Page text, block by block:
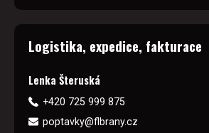
Logistika, expedice, fakturace
Lenka Šteruská
+420 725 999 875
poptavky@flbrany.cz